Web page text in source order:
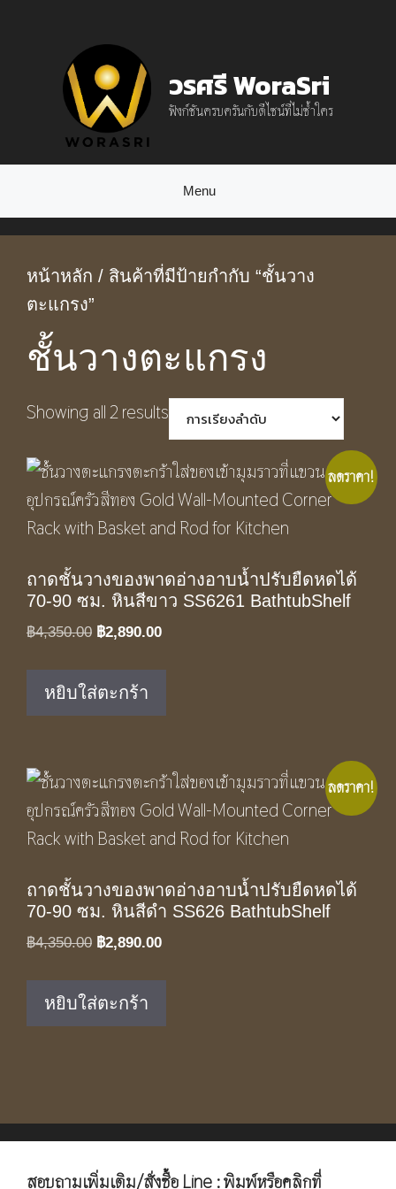
วรศรี WoraSri
ฟังก์ชันครบครันกับดีไซน์ที่ไม่ซ้ำใคร
Menu
หน้าหลัก / สินค้าที่มีป้ายกำกับ “ชั้นวาง
ตะแกรง”
ชั้นวางตะแกรง
Showing all 2 results
ลดราคา!
ถาดชั้นวางของพาดอ่างอาบน้ำปรับยืดหดได้
70-90 ซม. หินสีขาว SS6261 BathtubShelf
฿4,350.00 Original
฿4,350.00.
฿2,890.00Current
หยิบใส่ตะกร้า
ลดราคา!
ถาดชั้นวางของพาดอ่างอาบน้ำปรับยืดหดได้
70-90 ซม. หินสีดำ SS626 BathtubShelf
฿4,350.00 Original
฿4,350.00.
฿2,890.00Current
หยิบใส่ตะกร้า
สอบถามเพิ่มเติม/สั่งซื้อ Line : พิมพ์หรือคลิกที่